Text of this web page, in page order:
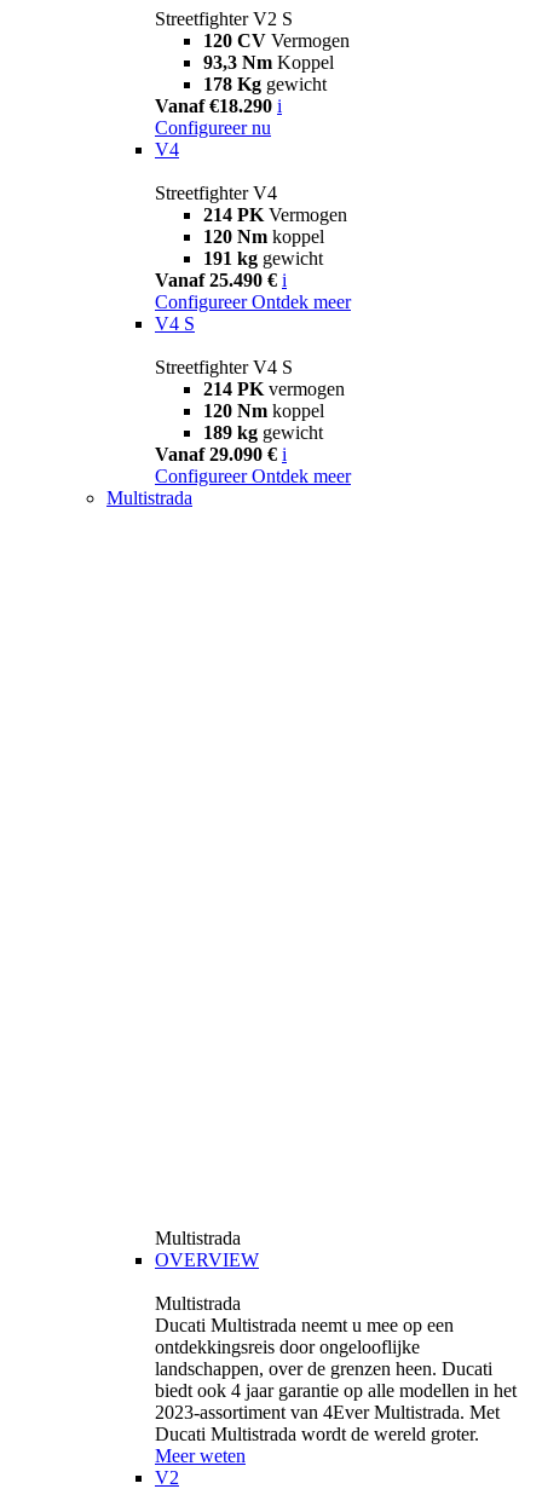
Streetfighter V2 S
120 CV Vermogen
93,3 Nm Koppel
178 Kg gewicht
Vanaf €18.290 i
Configureer nu
V4
Streetfighter V4
214 PK Vermogen
120 Nm koppel
191 kg gewicht
Vanaf 25.490 € i
Configureer Ontdek meer
V4 S
Streetfighter V4 S
214 PK vermogen
120 Nm koppel
189 kg gewicht
Vanaf 29.090 € i
Configureer Ontdek meer
Multistrada
Multistrada
OVERVIEW
Multistrada
Ducati Multistrada neemt u mee op een
ontdekkingsreis door ongelooflijke
landschappen, over de grenzen heen. Ducati
biedt ook 4 jaar garantie op alle modellen in het
2023-assortiment van 4Ever Multistrada. Met
Ducati Multistrada wordt de wereld groter.
Meer weten
V2